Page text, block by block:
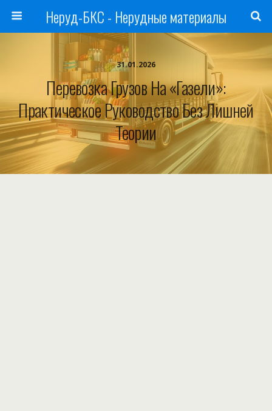
Неруд-БКС - Нерудные материалы
31.01.2026
Перевозка Грузов На «Газели»:
Практическое Руководство Без Лишней
Теории